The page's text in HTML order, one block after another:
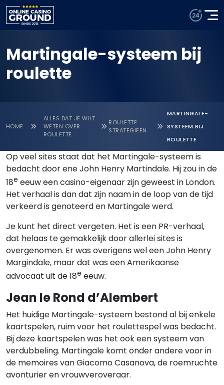
Martingale-systeem bij
roulette
HOME
ALLES DAT JE WILT
WETEN OVER
ROULETTE
ROULETTE
STRATEGIEËN
MARTINGALE-
SYSTEEM BIJ
ROULETTE
Op veel sites staat dat het Martingale-systeem is
bedacht door ene John Henry Martindale. Hij zou in de
18e eeuw een casino-eigenaar zijn geweest in London.
Het verhaal is dan dat zijn naam in de loop van de tijd
verkeerd is genoteerd en Martingale werd.
Je kunt het direct vergeten. Het is een PR-verhaal,
dat helaas te gemakkelijk door allerlei sites is
overgenomen. Er was overigens wel een John Henry
Margindale, maar dat was een Amerikaanse
advocaat uit de 18e eeuw.
Jean le Rond d’Alembert
Het huidige Martingale-systeem bestond al bij enkele
kaartspelen, ruim voor het roulettespel was bedacht.
Bij deze kaartspelen was het ook een systeem van
verdubbeling. Martingale komt onder andere voor in
de memoires van Giacomo Casanova, de roemruchte
avonturier en vrouwveroveraar.